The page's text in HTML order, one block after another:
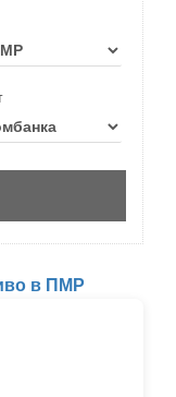
в ПМР